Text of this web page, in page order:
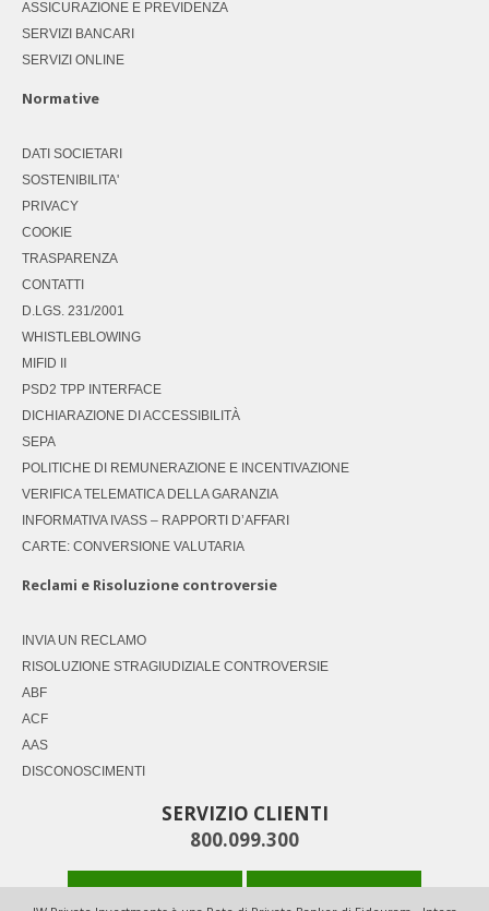
ASSICURAZIONE E PREVIDENZA
SERVIZI BANCARI
SERVIZI ONLINE
Normative
DATI SOCIETARI
SOSTENIBILITA'
PRIVACY
COOKIE
TRASPARENZA
CONTATTI
D.LGS. 231/2001
WHISTLEBLOWING
MIFID II
PSD2 TPP INTERFACE
DICHIARAZIONE DI ACCESSIBILITÀ
SEPA
POLITICHE DI REMUNERAZIONE E INCENTIVAZIONE
VERIFICA TELEMATICA DELLA GARANZIA
INFORMATIVA IVASS – RAPPORTI D’AFFARI
CARTE: CONVERSIONE VALUTARIA
Reclami e Risoluzione controversie
INVIA UN RECLAMO
RISOLUZIONE STRAGIUDIZIALE CONTROVERSIE
ABF
ACF
AAS
DISCONOSCIMENTI
SERVIZIO CLIENTI
800.099.300
ACCESSO CLIENTI SICUREZZA